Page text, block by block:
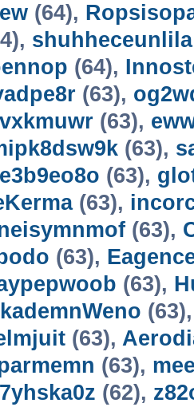
(64),
shuhheceunlila
(64),
(63),
(63),
(63),
(63),
(63),
(63),
(63),
(63),
(63),
(63),
(62),